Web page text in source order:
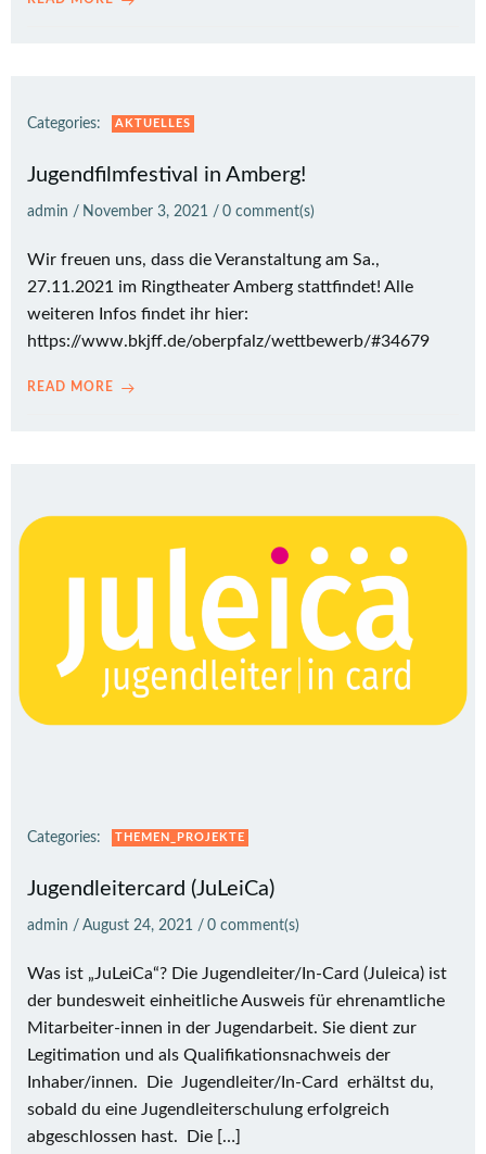
Categories: AKTUELLES
Jugendfilmfestival in Amberg!
admin / November 3, 2021 / 0 comment(s)
Wir freuen uns, dass die Veranstaltung am Sa.,
27.11.2021 im Ringtheater Amberg stattfindet! Alle
weiteren Infos findet ihr hier:
https://www.bkjff.de/oberpfalz/wettbewerb/#34679
READ MORE
Categories: THEMEN_PROJEKTE
Jugendleitercard (JuLeiCa)
admin / August 24, 2021 / 0 comment(s)
Was ist „JuLeiCa“? Die Jugendleiter/In-Card (Juleica) ist
der bundesweit einheitliche Ausweis für ehrenamtliche
Mitarbeiter-innen in der Jugendarbeit. Sie dient zur
Legitimation und als Qualifikationsnachweis der
Inhaber/innen. Die Jugendleiter/In-Card erhältst du,
sobald du eine Jugendleiterschulung erfolgreich
abgeschlossen hast. Die […]